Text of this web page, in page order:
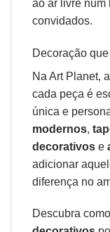
ao ar livre num
convidados.
Decoração
Na Art Planet, a
cada peça é
única e
modernos,
decorativos e
adicionar
diferença no
Descubra